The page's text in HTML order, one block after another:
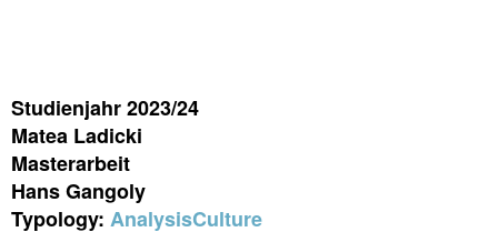
Studienjahr 2023/24
Matea Ladicki
Masterarbeit
Hans Gangoly
Typology: AnalysisCulture